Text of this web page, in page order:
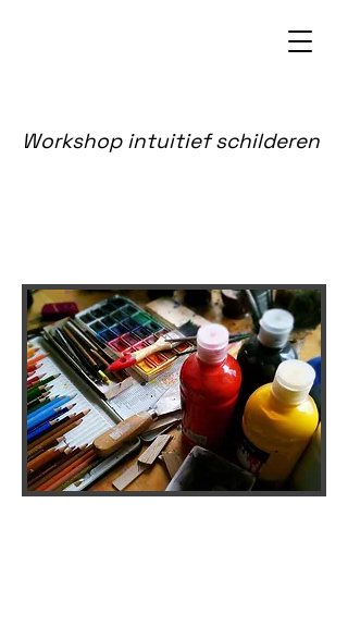
Workshop intuitief schilderen